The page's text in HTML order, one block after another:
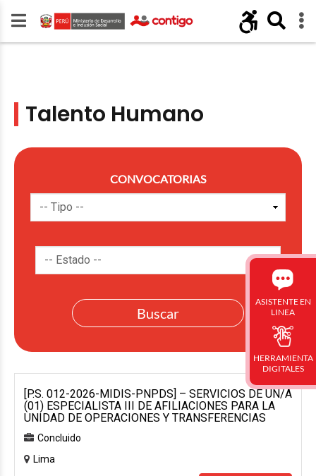
Talento Humano
CONVOCATORIAS
[P.S. 012-2026-MIDIS-PNPDS] – SERVICIOS DE UN/A
(01) ESPECIALISTA III DE AFILIACIONES PARA LA
UNIDAD DE OPERACIONES Y TRANSFERENCIAS
Concluido
Lima
ASISTENTE EN
LINEA
HERRAMIENTA
DIGITALES